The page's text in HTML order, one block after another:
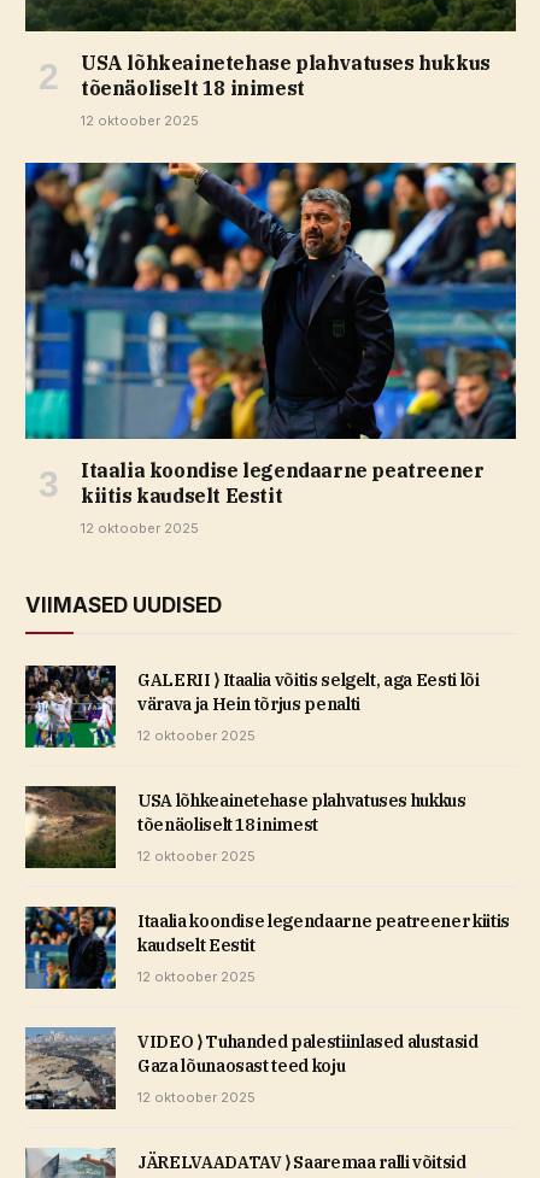
USA lõhkeainetehase plahvatuses hukkus
tõenäoliselt 18 inimest
12 oktoober 2025
Itaalia koondise legendaarne peatreener
kiitis kaudselt Eestit
12 oktoober 2025
VIIMASED UUDISED
GALERII ⟩ Itaalia võitis selgelt, aga Eesti lõi
värava ja Hein tõrjus penalti
12 oktoober 2025
USA lõhkeainetehase plahvatuses hukkus
tõenäoliselt 18 inimest
12 oktoober 2025
Itaalia koondise legendaarne peatreener kiitis
kaudselt Eestit
12 oktoober 2025
VIDEO ⟩ Tuhanded palestiinlased alustasid
Gaza lõunaosast teed koju
12 oktoober 2025
JÄRELVAADATAV ⟩ Saaremaa ralli võitsid